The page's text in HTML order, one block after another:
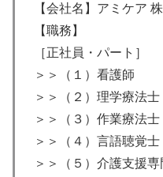
【会社名】アミケア
【職務】
［正社員・パート］
＞＞（１）看護師
＞＞（２）理学療法士
＞＞（３）作業療法士
＞＞（４）言語聴覚士
＞＞（５）介護支援